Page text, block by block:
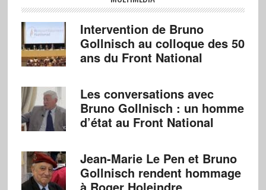
Intervention de Bruno
Gollnisch au colloque des 50
ans du Front National
Les conversations avec
Bruno Gollnisch : un homme
d’état au Front National
Jean-Marie Le Pen et Bruno
Gollnisch rendent hommage